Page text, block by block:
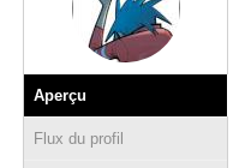
Aperçu
Flux du profil